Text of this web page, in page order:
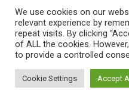
We use cookies on our
relevant experience by
repeat visits. By clicking
of ALL the cookies.
to provide a controlled
Cookie Settings Accept All